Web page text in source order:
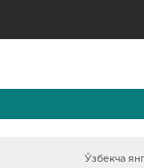
Ўзбекча